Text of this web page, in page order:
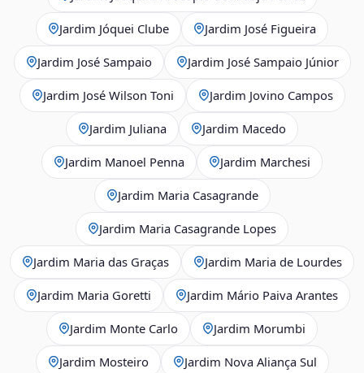
Jardim Jóquei Clube Jardim José Figueira
Jardim José Sampaio Jardim José Sampaio Júnior
Jardim José Wilson Toni Jardim Jovino Campos
Jardim Juliana Jardim Macedo
Jardim Manoel Penna Jardim Marchesi
Jardim Maria Casagrande
Jardim Maria Casagrande Lopes
Jardim Maria das Graças Jardim Maria de Lourdes
Jardim Maria Goretti Jardim Mário Paiva Arantes
Jardim Monte Carlo Jardim Morumbi
Jardim Mosteiro Jardim Nova Aliança Sul